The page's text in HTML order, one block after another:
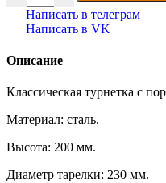
Написать в телеграм
Написать в VK
Описание
Классическая турнетка с
Материал: сталь.
Высота: 200 мм.
Диаметр тарелки: 230 мм.